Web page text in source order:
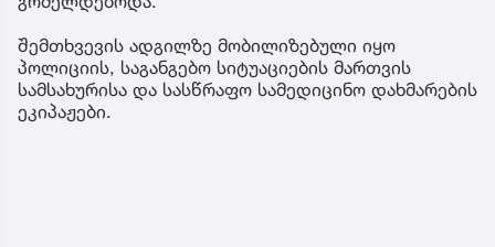
შემთხვევის ადგილზე მობილიზებული იყო
პოლიციის, საგანგებო სიტუაციების მართვის
სამსახურისა და სასწრაფო სამედიცინო დახმარების
ეკიპაჟები.